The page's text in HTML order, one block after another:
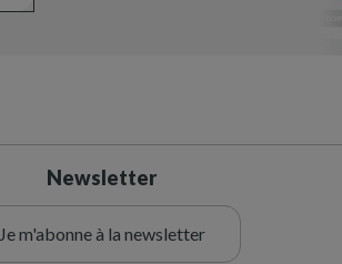
Newsletter
Je m'abonne à la newsletter